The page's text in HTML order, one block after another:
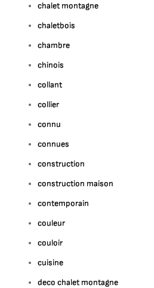
chalet montagne
chaletbois
chambre
chinois
collant
collier
connu
connues
construction
construction maison
contemporain
couleur
couloir
cuisine
deco chalet montagne